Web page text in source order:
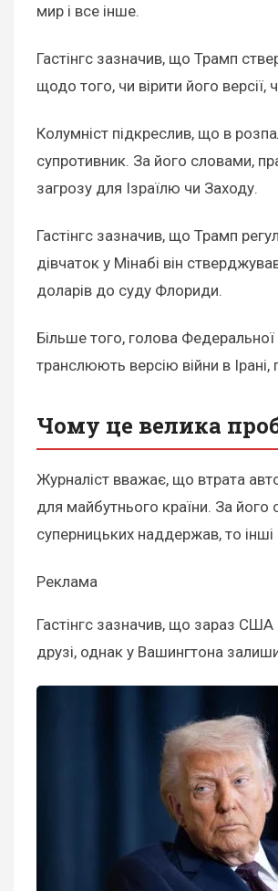
мир і все інше.
Гастінгс зазначив, що Трамп
щодо того, чи вірити його версії,
Колумніст підкреслив, що в
супротивник. За його словами,
загрозу для Ізраїлю чи Заходу.
Гастінгс зазначив, що Трамп
дівчаток у Мінабі він
доларів до суду Флориди.
Більше того, голова
транслюють версію війни в
Чому це велика
Журналіст вважає, що втрата
для майбутнього країни. За його
суперницьких наддержав, то
Реклама
Гастінгс зазначив, що зараз США
друзі, однак у Вашингтона